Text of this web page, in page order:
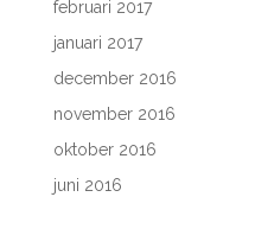
februari 2017
januari 2017
december 2016
november 2016
oktober 2016
juni 2016